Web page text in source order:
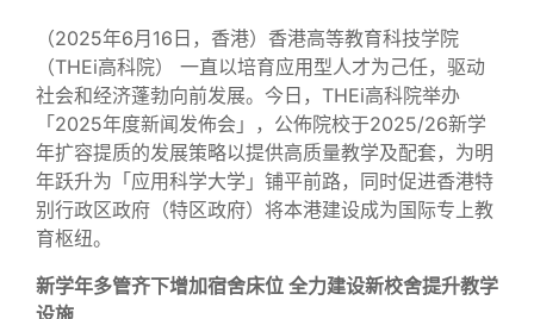
（2025年6月16日，香港）香港高等教育科技学院
（THEi高科院） 一直以培育应用型人才为己任，驱动
社会和经济蓬勃向前发展。今日，THEi高科院举办
「2025年度新闻发佈会」，公佈院校于2025/26新学
年扩容提质的发展策略以提供高质量教学及配套，为明
年跃升为「应用科学大学」铺平前路，同时促进香港特
别行政区政府（特区政府）将本港建设成为国际专上教
育枢纽。
新学年多管齐下增加宿舍床位 全力建设新校舍提升教学
设施